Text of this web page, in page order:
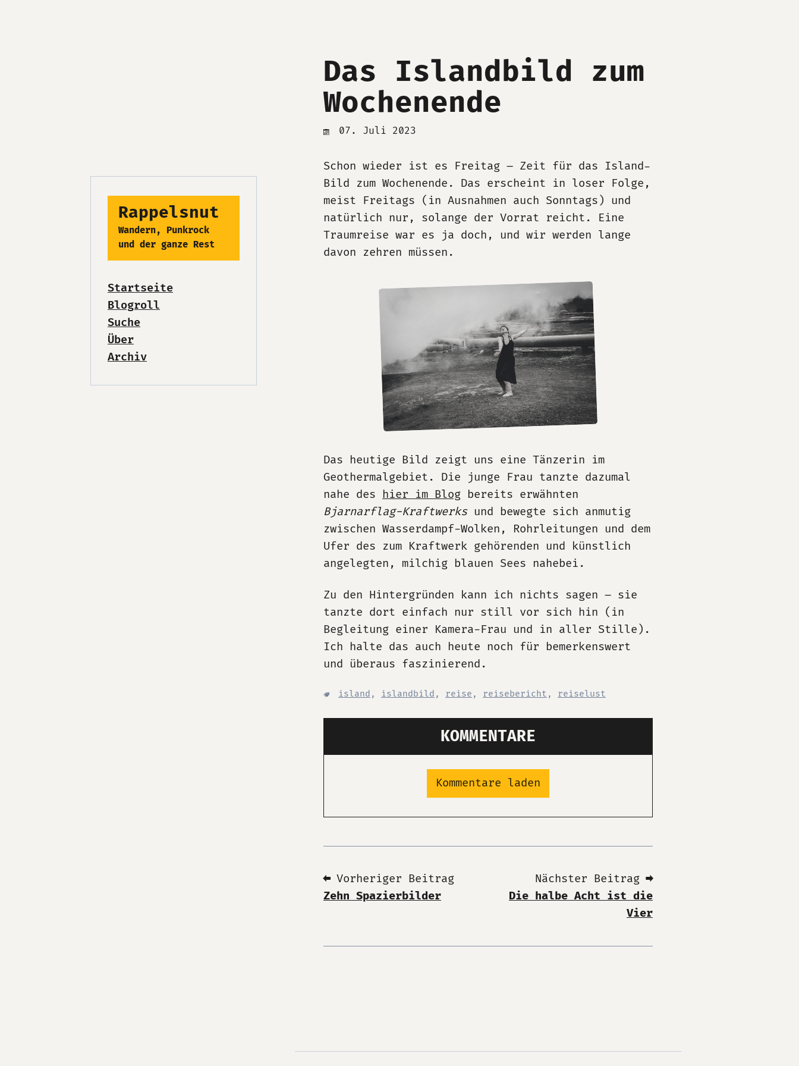
Rappelsnut
Wandern, Punkrock
und der ganze Rest
Startseite
Blogroll
Suche
Über
Archiv
Das Islandbild zum
Wochenende
07. Juli 2023
Schon wieder ist es Freitag – Zeit für das Island-
Bild zum Wochenende. Das erscheint in loser Folge,
meist Freitags (in Ausnahmen auch Sonntags) und
natürlich nur, solange der Vorrat reicht. Eine
Traumreise war es ja doch, und wir werden lange
davon zehren müssen.
Das heutige Bild zeigt uns eine Tänzerin im
Geothermalgebiet. Die junge Frau tanzte dazumal
nahe des hier im Blog bereits erwähnten
Bjarnarflag-Kraftwerksund bewegte sich anmutig
zwischen Wasserdampf-Wolken, Rohrleitungen und dem
Ufer des zum Kraftwerk gehörenden und künstlich
angelegten, milchig blauen Sees nahebei.
Zu den Hintergründen kann ich nichts sagen – sie
tanzte dort einfach nur still vor sich hin (in
Begleitung einer Kamera-Frau und in aller Stille).
Ich halte das auch heute noch für bemerkenswert
und überaus faszinierend.
island , islandbild , reise , reisebericht , reiselust
KOMMENTARE
Kommentare laden
⬅ Vorheriger Beitrag
Zehn Spazierbilder
Nächster Beitrag ➡
Die halbe Acht ist die
Vier